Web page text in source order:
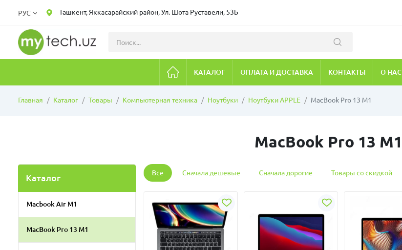
РУС Ташкент, Яккасарайский район, Ул. Шота Руставели, 53Б
КАТАЛОГ ОПЛАТА И ДОСТАВКА КОНТАКТЫ О НАС
Главная Каталог Товары Компьютерная техника Ноутбуки Ноутбуки APPLE MacBook Pro 13 M1
MacBook Pro 13 M1
Каталог
Macbook Air M1
MacBook Pro 13 M1
Все Сначала дешевые Сначала дорогие Товары со скидкой